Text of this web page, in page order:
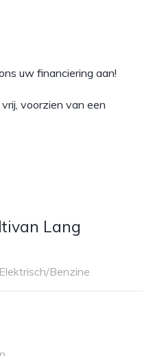
uw financiering aan!
voorzien van een
Lang
Elektrisch/Benzine